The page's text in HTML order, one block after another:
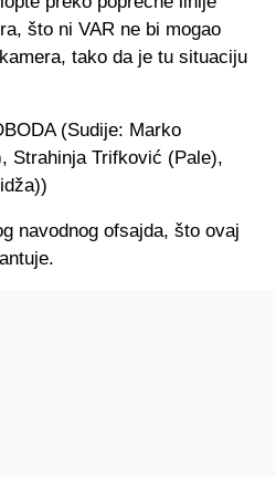
što ni VAR ne bi mogao
tako da je tu situaciju
(Sudije: Marko
Strahinja Trifković (Pale),
navodnog ofsajda, što ovaj